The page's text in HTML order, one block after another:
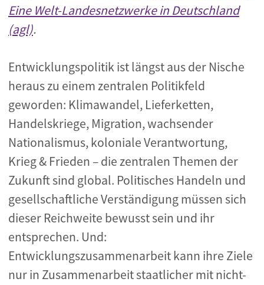
Eine Welt-Landesnetzwerke in Deutschland
(agl).
Entwicklungspolitik ist längst aus der Nische
heraus zu einem zentralen Politikfeld
geworden: Klimawandel, Lieferketten,
Handelskriege, Migration, wachsender
Nationalismus, koloniale Verantwortung,
Krieg & Frieden – die zentralen Themen der
Zukunft sind global. Politisches Handeln und
gesellschaftliche Verständigung müssen sich
dieser Reichweite bewusst sein und ihr
entsprechen. Und:
Entwicklungszusammenarbeit kann ihre Ziele
nur in Zusammenarbeit staatlicher mit nicht-